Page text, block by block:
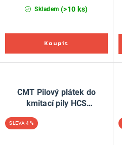
Skladem (>10 ks)
CMT Pilový plátek do
kmitací pily HCS
L116 I90 TS2-3 (bal 5ks)
4 %